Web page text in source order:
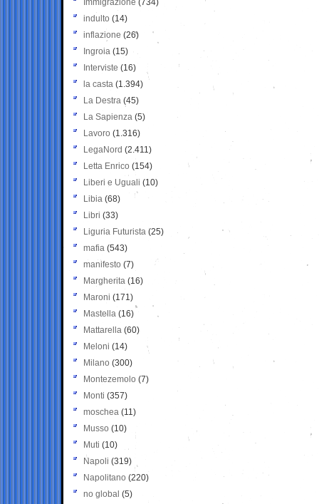
Immigrazione (734)
indulto (14)
inflazione (26)
Ingroia (15)
Interviste (16)
la casta (1.394)
La Destra (45)
La Sapienza (5)
Lavoro (1.316)
LegaNord (2.411)
Letta Enrico (154)
Liberi e Uguali (10)
Libia (68)
Libri (33)
Liguria Futurista (25)
mafia (543)
manifesto (7)
Margherita (16)
Maroni (171)
Mastella (16)
Mattarella (60)
Meloni (14)
Milano (300)
Montezemolo (7)
Monti (357)
moschea (11)
Musso (10)
Muti (10)
Napoli (319)
Napolitano (220)
no global (5)